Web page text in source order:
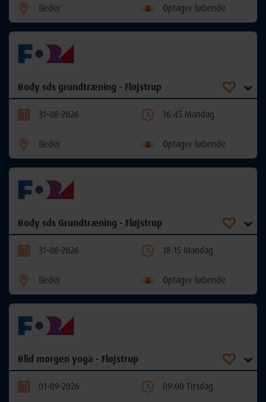
Beder Optager løbende
Body sds grundtræning - Fløjstrup
31-08-2026 16:45 Mandag
Beder Optager løbende
Body sds Grundtræning - Fløjstrup
31-08-2026 18:15 Mandag
Beder Optager løbende
Blid morgen yoga - Fløjstrup
01-09-2026 09:00 Tirsdag